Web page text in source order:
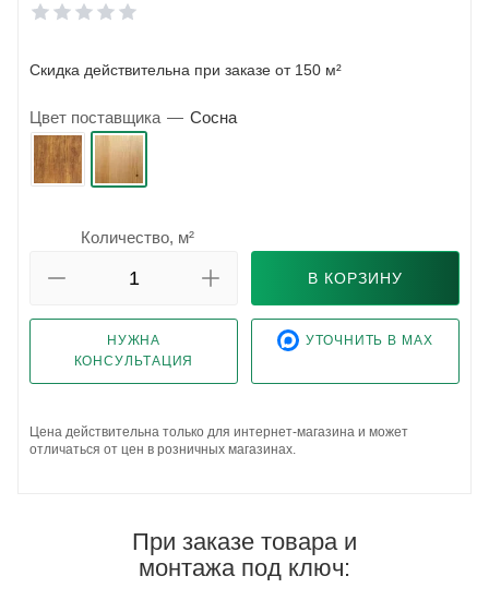
Скидка действительна при заказе от 150 м²
Цвет поставщика — Сосна
Количество, м²
В КОРЗИНУ
НУЖНА
КОНСУЛЬТАЦИЯ
УТОЧНИТЬ В MAX
Цена действительна только для интернет-магазина и может
отличаться от цен в розничных магазинах.
При заказе товара и
монтажа под ключ: